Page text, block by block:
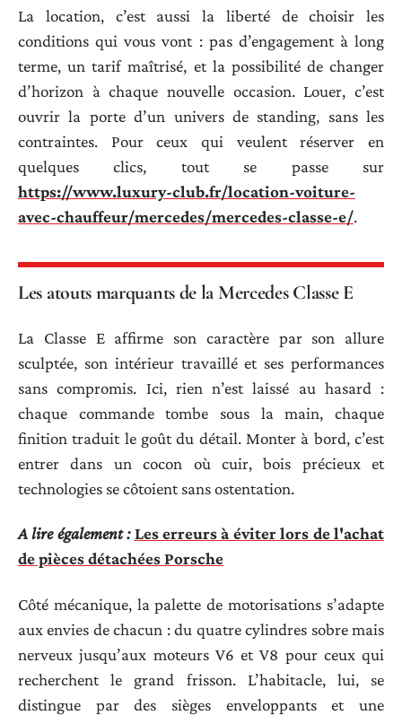
La location, c’est aussi la liberté de choisir les
conditions qui vous vont : pas d’engagement à long
terme, un tarif maîtrisé, et la possibilité de changer
d’horizon à chaque nouvelle occasion. Louer, c’est
ouvrir la porte d’un univers de standing, sans les
contraintes. Pour ceux qui veulent réserver en
quelques clics, tout se passe sur
https://www.luxury-club.fr/location-voiture-
avec-chauffeur/mercedes/mercedes-classe-e/.
Les atouts marquants de la Mercedes Classe E
La Classe E affirme son caractère par son allure
sculptée, son intérieur travaillé et ses performances
sans compromis. Ici, rien n’est laissé au hasard :
chaque commande tombe sous la main, chaque
finition traduit le goût du détail. Monter à bord, c’est
entrer dans un cocon où cuir, bois précieux et
technologies se côtoient sans ostentation.
A lire également : Les erreurs à éviter lors de l'achat
de pièces détachées Porsche
Côté mécanique, la palette de motorisations s’adapte
aux envies de chacun : du quatre cylindres sobre mais
nerveux jusqu’aux moteurs V6 et V8 pour ceux qui
recherchent le grand frisson. L’habitacle, lui, se
distingue par des sièges enveloppants et une